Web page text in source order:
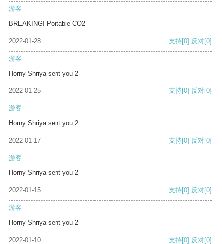
游客
BREAKING! Portable CO2
2022-01-28 支持[0] 反对[0]
游客
Horny Shriya sent you 2
2022-01-25 支持[0] 反对[0]
游客
Horny Shriya sent you 2
2022-01-17 支持[0] 反对[0]
游客
Horny Shriya sent you 2
2022-01-15 支持[0] 反对[0]
游客
Horny Shriya sent you 2
2022-01-10 支持[0] 反对[0]